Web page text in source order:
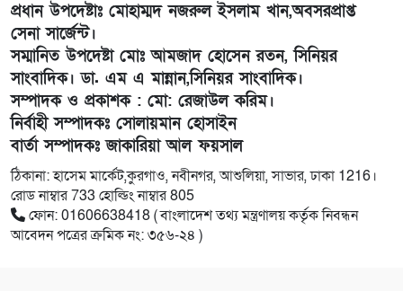
প্রধান উপদেষ্টাঃ মোহাম্মদ নজরুল ইসলাম খান,অবসরপ্রাপ্ত
সেনা সার্জেন্ট।
সম্মানিত উপদেষ্টা মোঃ আমজাদ হোসেন রতন, সিনিয়র
সাংবাদিক। ডা. এম এ মান্নান,সিনিয়র সাংবাদিক।
সম্পাদক ও প্রকাশক : মো: রেজাউল করিম।
নির্বাহী সম্পাদকঃ সোলায়মান হোসাইন
বার্তা সম্পাদকঃ জাকারিয়া আল ফয়সাল
ঠিকানা: হাসেম মার্কেট,কুরগাও, নবীনগর, আশুলিয়া, সাভার, ঢাকা 1216।
রোড নাম্বার 733 হোল্ডিং নাম্বার 805
ফোন: 01606638418 ( বাংলাদেশ তথ্য মন্ত্রণালয় কর্তৃক নিবন্ধন
আবেদন পত্রের ক্রমিক নং: ৩৫৬-২৪ )